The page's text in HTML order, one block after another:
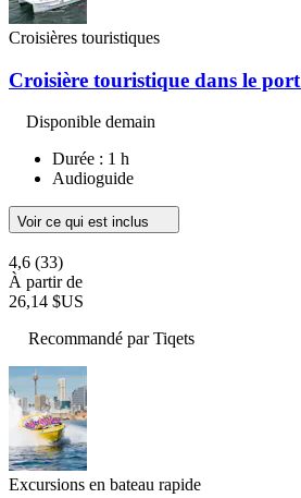
Croisières touristiques
Croisière touristique dans le
Disponible demain
Durée : 1 h
Audioguide
Voir ce qui est inclus
4,6 (33)
À partir de
26,14 $US
Recommandé par Tiqets
Excursions en bateau rapide